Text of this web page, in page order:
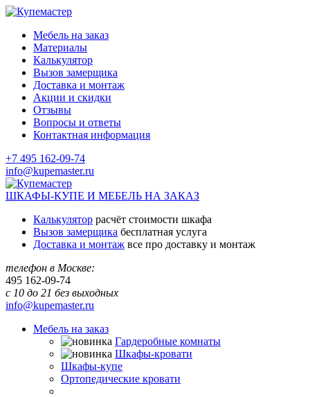
Мебель на заказ
Материалы
Калькулятор
Вызов замерщика
Доставка и монтаж
Акции и скидки
Отзывы
Вопросы и ответы
Контактная информация
+7 495 162-09-74
info@kupemaster.ru
ШКАФЫ-КУПЕ И МЕБЕЛЬ НА ЗАКАЗ
Калькулятор расчёт стоимости шкафа
Вызов замерщика бесплатная услуга
Доставка и монтаж все про доставку и монтаж
телефон в Москве:
495 162-09-74
с 10 до 21 без выходных
info@kupemaster.ru
Мебель на заказ
Гардеробные комнаты
Шкафы-кровати
Шкафы-купе
Ортопедические кровати